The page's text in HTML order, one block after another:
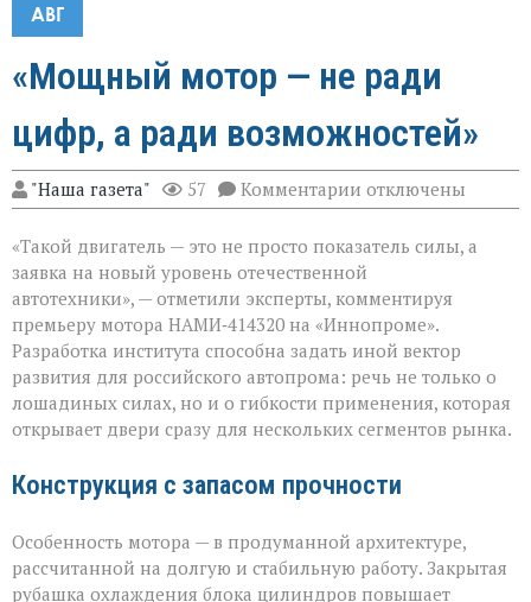
АВГ
«Мощный мотор — не ради
цифр, а ради возможностей»
"Наша газета" 57 Комментарии к
записи
мотор — не
ради
а
ради
возможностей»
отключены
«Такой двигатель — это не просто показатель силы, а
заявка на новый уровень отечественной
автотехники», — отметили эксперты, комментируя
премьеру мотора НАМИ‑414320 на «Иннопроме».
Разработка института способна задать иной вектор
развития для российского автопрома: речь не только о
лошадиных силах, но и о гибкости применения, которая
открывает двери сразу для нескольких сегментов рынка.
Конструкция с запасом прочности
Особенность мотора — в продуманной архитектуре,
рассчитанной на долгую и стабильную работу. Закрытая
рубашка охлаждения блока цилиндров повышает